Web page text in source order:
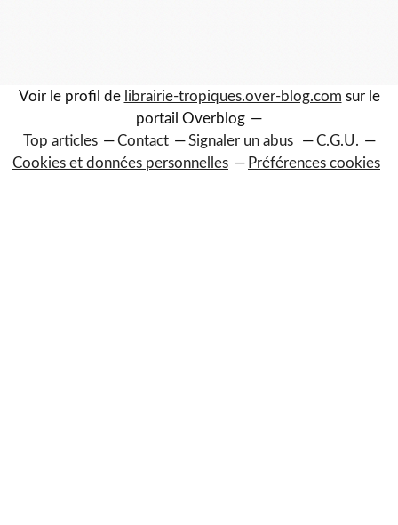
Voir le profil de librairie-tropiques.over-blog.com sur le
portail Overblog
Top articles
Contact Signaler un abus
C.G.U.
Cookies et données personnelles
Préférences cookies